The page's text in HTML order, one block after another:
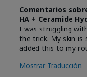
Comentarios
HA + Ceramide
I was struggling
the trick. My skin is
added this to my
Mostrar Traducción